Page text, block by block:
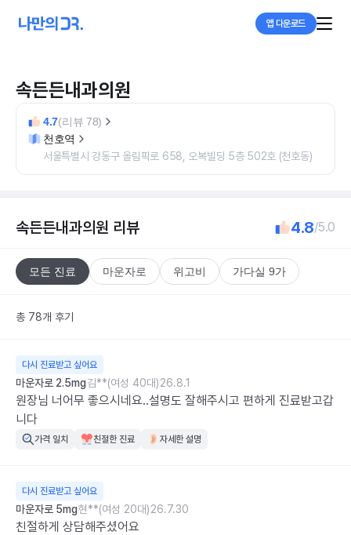
앱 다운로드
속든든내과의원
4.7(리뷰 78)
천호역
서울특별시 강동구 올림픽로 658, 오복빌딩 5층 502호 (천호동)
속든든내과의원 리뷰 4.8/5.0
모든 진료 마운자로 위고비 가다실 9가
총 78개 후기
다시 진료받고 싶어요
마운자로 2.5mg김**(여성 40대)26.8.1
원장님 너어무 좋으시네요..설명도 잘해주시고 편하게 진료받고갑
니다
가격 일치 친절한 진료 자세한 설명
다시 진료받고 싶어요
마운자로 5mg현**(여성 20대)26.7.30
친절하게 상담해주셨어요